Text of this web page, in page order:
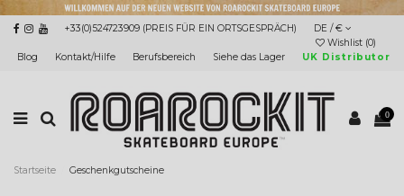
+33(0)524723909 (PREIS FÜR EIN ORTSGESPRÄCH)
DE / €
Wishlist (0)
Blog
Kontakt/Hilfe Berufsbereich Siehe das Lager UK Distributor
0
Startseite Geschenkgutscheine